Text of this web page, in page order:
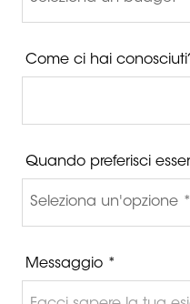
Come ci hai
Quando preferisci
Messaggio *